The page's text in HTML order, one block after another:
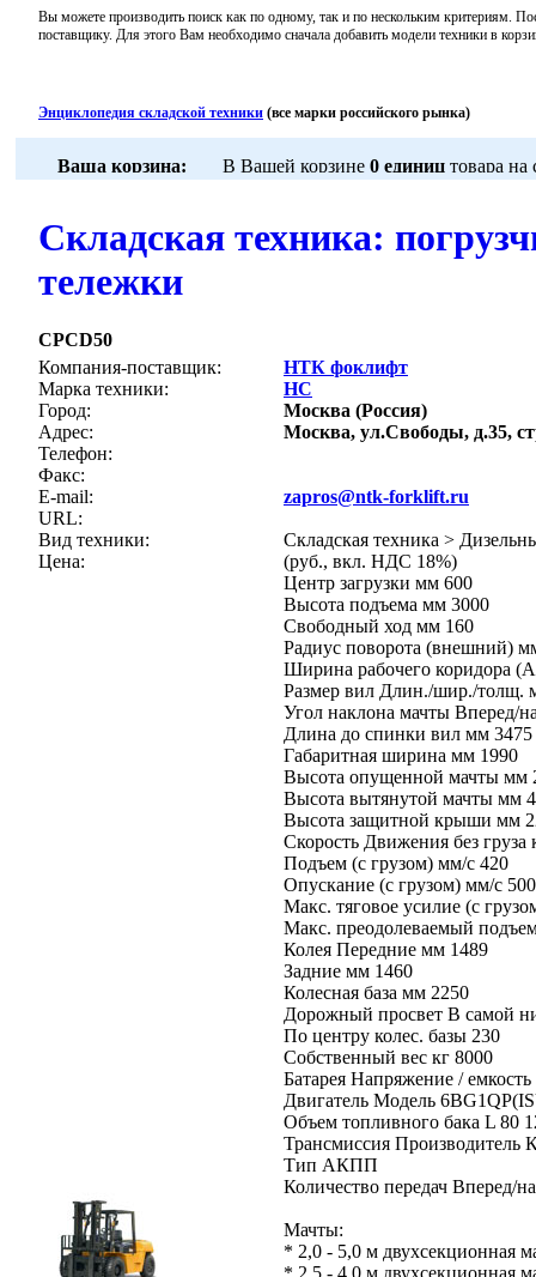
Вы можете производить поиск как по одному, так и по нескольким критериям.
поставщику. Для этого Вам необходимо сначала добавить модели техники в
Энциклопедия складской техники (все марки российского рынка)
Складская техника:
тележки
CPCD50
Компания-поставщик:
НТК фоклифт
Марка техники:
HC
Город:
Москва (Россия)
Адрес:
Москва, ул.Свободы, д.35,
Телефон:
Факс:
E-mail:
zapros@ntk-forklift.ru
URL:
Вид техники:
Складская техника >
Цена:
(руб., вкл. НДС 18%)
Центр загрузки мм 600
Высота подъема мм 3000
Свободный ход мм 160
Радиус поворота (внешний)
Ширина рабочего коридора
Размер вил Длин./шир./толщ.
Угол наклона мачты Вперед/
Длина до спинки вил мм 3475
Габаритная ширина мм 1990
Высота опущенной мачты мм
Высота вытянутой мачты мм
Высота защитной крыши мм
Скорость Движения без груза
Подъем (с грузом) мм/с 420
Опускание (с грузом) мм/с 500
Макс. тяговое усилие (с
Макс. преодолеваемый
Колея Передние мм 1489
Задние мм 1460
Колесная база мм 2250
Дорожный просвет В самой
По центру колес. базы 230
Собственный вес кг 8000
Батарея Напряжение /
Двигатель Модель
Объем топливного бака L 80
Трансмиссия Производитель
Тип АКПП
Количество передач Вперед/
Мачты:
* 2,0 - 5,0 м двухсекционная
* 2,5 - 4,0 м двухсекционная